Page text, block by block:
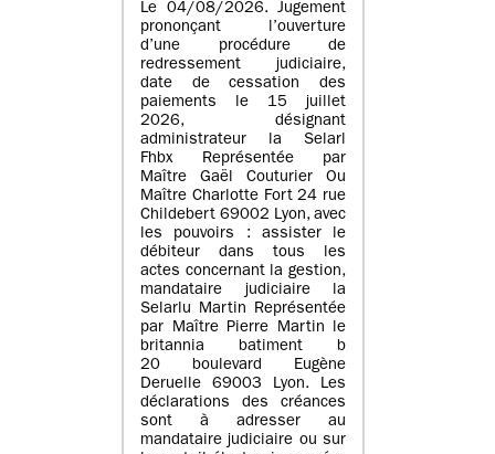
Le 04/08/2026. Jugement
prononçant l’ouverture
d’une procédure de
redressement judiciaire,
date de cessation des
paiements le 15 juillet
2026, désignant
administrateur la Selarl
Fhbx Représentée par
Maître Gaël Couturier Ou
Maître Charlotte Fort 24 rue
Childebert 69002 Lyon, avec
les pouvoirs : assister le
débiteur dans tous les
actes concernant la gestion,
mandataire judiciaire la
Selarlu Martin Représentée
par Maître Pierre Martin le
britannia batiment b
20 boulevard Eugène
Deruelle 69003 Lyon. Les
déclarations des créances
sont à adresser au
mandataire judiciaire ou sur